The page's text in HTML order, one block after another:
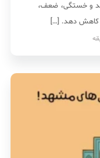
و خستگی، ضعف،
کاهش دهد. […]